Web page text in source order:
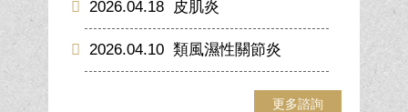
2026.04.18 皮肌炎
2026.04.10 類風濕性關節炎
更多諮詢